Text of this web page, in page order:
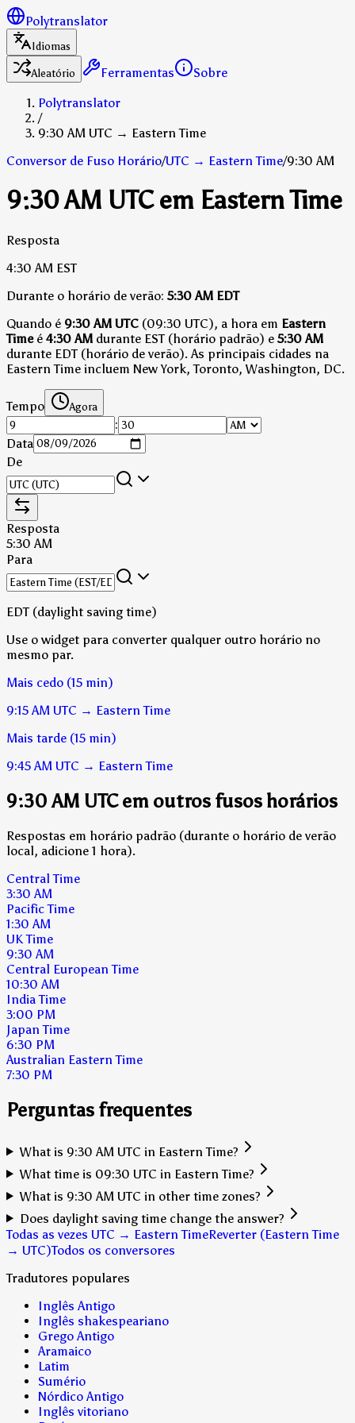
Polytranslator
Idiomas
Aleatório
Ferramentas
Sobre
Polytranslator
/
9:30 AM UTC → Eastern Time
Conversor de Fuso Horário/UTC → Eastern Time/9:30 AM
9:30 AM UTC em Eastern Time
Resposta
4:30 AM EST
Durante o horário de verão: 5:30 AM EDT
Quando é 9:30 AM UTC (09:30 UTC), a hora em Eastern
Timeé 4:30 AM durante EST (horário padrão) e 5:30 AM
durante EDT (horário de verão). As principais cidades na
Eastern Time incluem New York, Toronto, Washington, DC.
Tempo Agora
:
Data
De
Resposta
5:30 AM
Para
EDT (daylight saving time)
Use o widget para converter qualquer outro horário no
mesmo par.
Mais cedo (15 min)
9:15 AM UTC → Eastern Time
Mais tarde (15 min)
9:45 AM UTC → Eastern Time
9:30 AM UTC em outros fusos horários
Respostas em horário padrão (durante o horário de verão
local, adicione 1 hora).
Central Time
3:30 AM
Pacific Time
1:30 AM
UK Time
9:30 AM
Central European Time
10:30 AM
India Time
3:00 PM
Japan Time
6:30 PM
Australian Eastern Time
7:30 PM
Perguntas frequentes
What is 9:30 AM UTC in Eastern Time?
What time is 09:30 UTC in Eastern Time?
What is 9:30 AM UTC in other time zones?
Does daylight saving time change the answer?
Todas as vezes UTC → Eastern TimeReverter (Eastern Time
→ UTC)Todos os conversores
Tradutores populares
Inglês Antigo
Inglês shakespeariano
Grego Antigo
Aramaico
Latim
Sumério
Nórdico Antigo
Inglês vitoriano